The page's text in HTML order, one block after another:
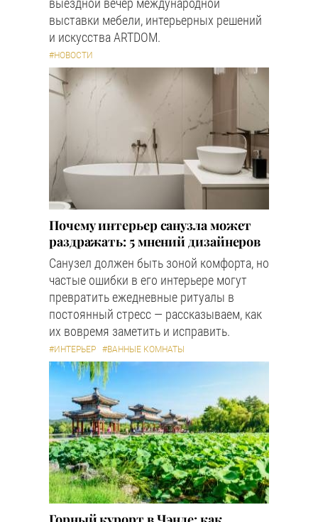
выездной вечер международной
выставки мебели, интерьерных решений
и искусства ARTDOM.
#НОВОСТИ
Почему интерьер санузла может
раздражать: 5 мнений дизайнеров
Санузел должен быть зоной комфорта, но
частые ошибки в его интерьере могут
превратить ежедневные ритуалы в
постоянный стресс — рассказываем, как
их вовремя заметить и исправить.
#ИНТЕРЬЕР #ВАННЫЕ КОМНАТЫ